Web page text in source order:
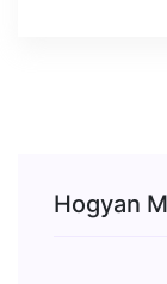
Hogyan